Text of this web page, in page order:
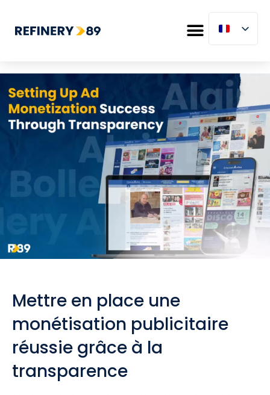
Mettre en place une
monétisation publicitaire
réussie grâce à la
transparence